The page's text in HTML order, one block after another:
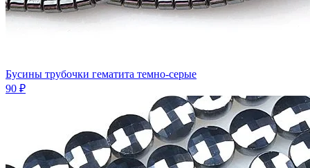
Бусины трубочки гематита темно-серые
90 ₽